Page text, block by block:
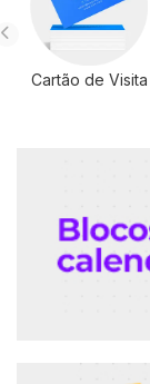
Cartão de Visita